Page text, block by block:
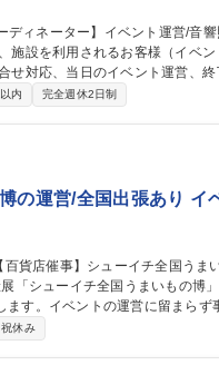
施設を利用されるお客様（イベ
せ対応、当日のイベント運営、
場の案内→イベント内容・規模
から撤収までのディレクション
ディネータ
内 完全週休2日制
の運営/全国出張あり イ
す。イベントの運営に留まらず
祝休み